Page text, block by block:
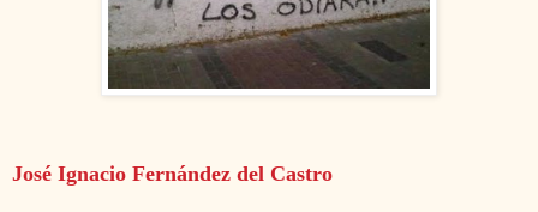
José Ignacio Fernández del Castro